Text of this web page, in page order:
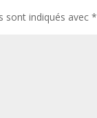
sont indiqués avec*